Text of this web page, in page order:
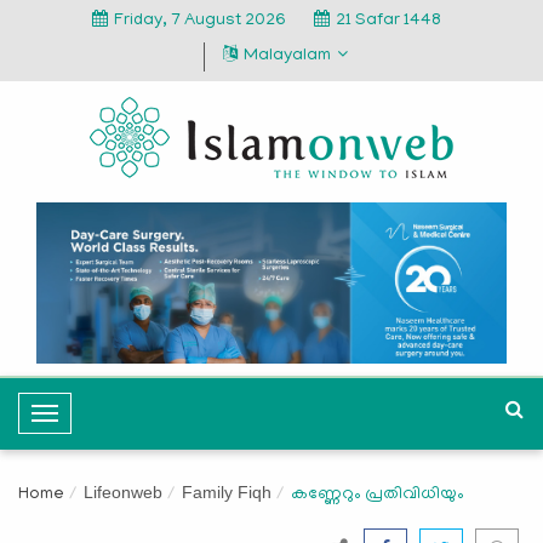
Friday, 7 August 2026
21 Safar 1448
Malayalam
T
o
g
Home Lifeonweb Family Fiqh കണ്ണേറും പ്രതിവിധിയും